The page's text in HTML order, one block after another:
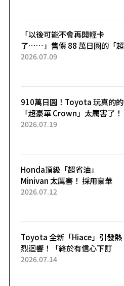
「以後可能不會再開輕卡
了……」售價 88 萬日圓的「超
迷你輕型貨車」引發兩極評
了！...
2026.07.09
910萬日圓！Toyota 玩真的的
「超豪華 Crown」太厲害了！
採用由「匠人技藝」打造的
2026.07.19
Honda頂級「超省油」
Minivan 太厲害！ 採用豪華
「真皮座椅」與專屬「黑色內
「三...
2026.07.12
Toyota 全新「Hiace」引發熱
烈迴響！「終於有信心下訂
了！」「哪個等級交車最
2026.07.14